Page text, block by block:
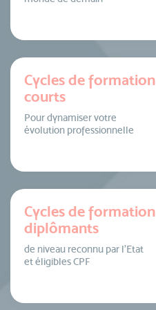
Cycles de formation
courts
Pour dynamiser votre
évolution professionnelle
Cycles de formation
diplômants
de niveau reconnu par l’Etat
et éligibles CPF